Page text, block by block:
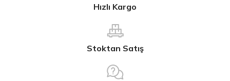
Hızlı Kargo
Stoktan Satış